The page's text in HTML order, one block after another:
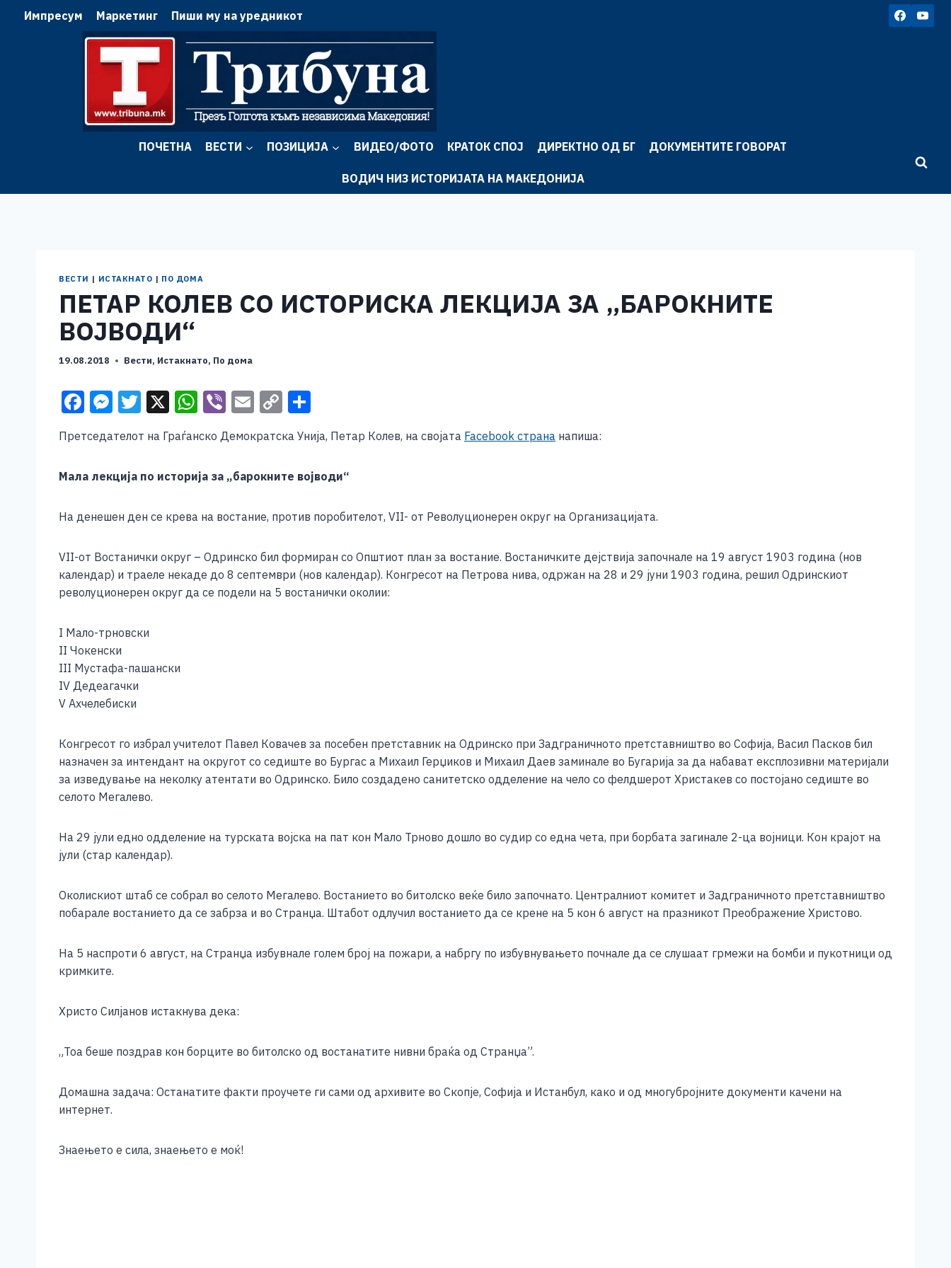
Импресум Маркетинг Пиши му на уредникот
ПОЧЕТНА ВЕСТИ ПОЗИЦИЈА ВИДЕО/ФОТО КРАТОК СПОЈ ДИРЕКТНО ОД БГ ДОКУМЕНТИТЕ ГОВОРАТ
ВОДИЧ НИЗ ИСТОРИЈАТА НА МАКЕДОНИЈА
ВЕСТИ | ИСТАКНАТО | ПО ДОМА
ПЕТАР КОЛЕВ СО ИСТОРИСКА ЛЕКЦИЈА ЗА „БАРОКНИТЕ
ВОЈВОДИ“
19.08.2018 Вести, Истакнато, По дома
F
c
e
o
k
M
ss
e
n
g
T
tt
er
X W
at
s
A
p
Vi
b
er
E
ai
l
C
p
y
n
h
ar
e
Претседателот на Граѓанско Демократска Унија, Петар Колев, на својата Facebook страна напиша:
Мала лекција по историја за „барокните војводи“
На денешен ден се крева на востание, против поробителот, VII- от Револуционерен округ на Организацијата.
VII-от Востанички округ – Одринско бил формиран со Општиот план за востание. Востаничките дејствија започнале на 19 август 1903 година (нов
календар) и траеле некаде до 8 септември (нов календар). Конгресот на Петрова нива, одржан на 28 и 29 јуни 1903 година, решил Одринскиот
револуционерен округ да се подели на 5 востанички околии:
I Мало-трновски
II Чокенски
III Мустафа-пашански
IV Дедеагачки
V Ахчелебиски
Конгресот го избрал учителот Павел Ковачев за посебен претставник на Одринско при Задграничното претставништво во Софија, Васил Пасков бил
назначен за интендант на округот со седиште во Бургас а Михаил Герџиков и Михаил Даев заминале во Бугарија за да набават експлозивни материјали
за изведување на неколку атентати во Одринско. Било создадено санитетско одделение на чело со фелдшерот Христакев со постојано седиште во
селото Мегалево.
На 29 јули едно одделение на турската војска на пат кон Мало Трново дошло во судир со една чета, при борбата загинале 2-ца војници. Кон крајот на
јули (стар календар).
Околискиот штаб се собрал во селото Мегалево. Востанието во битолско веќе било започнато. Централниот комитет и Задграничното претставништво
побарале востанието да се забрза и во Странџа. Штабот одлучил востанието да се крене на 5 кон 6 август на празникот Преображение Христово.
На 5 наспроти 6 август, на Странџа избувнале голем број на пожари, а набргу по избувнувањето почнале да се слушаат грмежи на бомби и пукотници од
кримките.
Христо Силјанов истакнува дека:
„Тоа беше поздрав кон борците во битолско од востанатите нивни браќа од Странџа”.
Домашна задача: Останатите факти проучете ги сами од архивите во Скопје, Софија и Истанбул, како и од многубројните документи качени на
интернет.
Знаењето е сила, знаењето е моќ!